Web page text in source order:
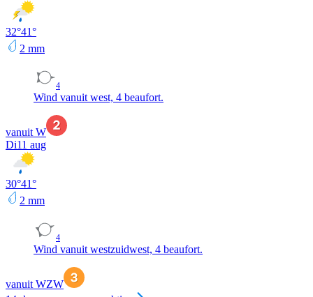
32°41°
2 mm
4
Wind vanuit west, 4 beaufort.
vanuit W
Di11 aug
30°41°
2 mm
4
Wind vanuit westzuidwest, 4 beaufort.
vanuit WZW